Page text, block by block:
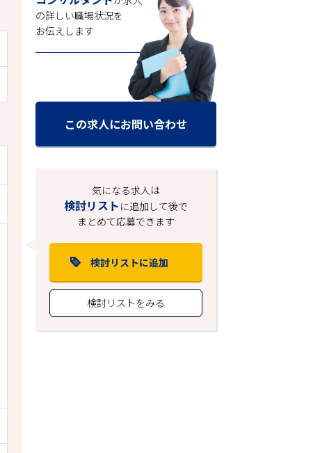
の詳しい職場状況を
お伝えします
この求人にお問い合わせ
気になる求人は
検討リスト に追加して後で
まとめて応募できます
検討リストに追加
検討リストをみる